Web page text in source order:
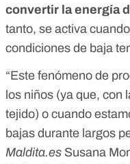
convertir la energía
tanto, se activa
condiciones de baja
“Este fenómeno de
los niños (ya que, con
tejido) o cuando
bajas durante largos
Maldita.es Susana